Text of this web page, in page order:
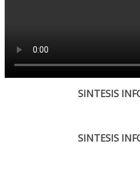
SINTESIS
SINTESIS